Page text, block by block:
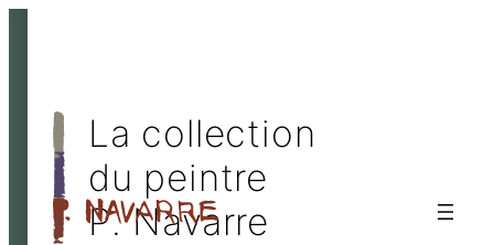
La collection
du peintre
P. Navarre